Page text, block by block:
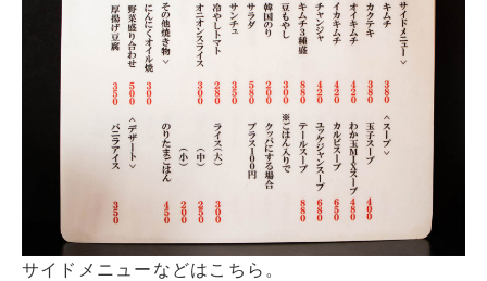
サイドメニューなどはこちら。